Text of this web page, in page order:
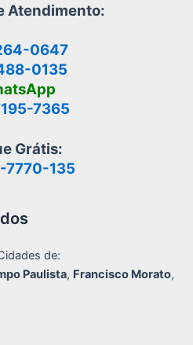
Atendimento:
0647
0135
7365
Grátis:
135
de:
Paulista, Francisco Morato,